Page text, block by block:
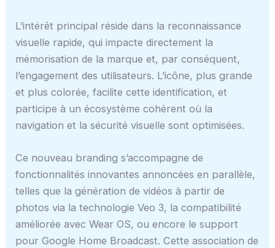
L’intérêt principal réside dans la reconnaissance
visuelle rapide, qui impacte directement la
mémorisation de la marque et, par conséquent,
l’engagement des utilisateurs. L’icône, plus grande
et plus colorée, facilite cette identification, et
participe à un écosystème cohérent où la
navigation et la sécurité visuelle sont optimisées.
Ce nouveau branding s’accompagne de
fonctionnalités innovantes annoncées en parallèle,
telles que la génération de vidéos à partir de
photos via la technologie Veo 3, la compatibilité
améliorée avec Wear OS, ou encore le support
pour Google Home Broadcast. Cette association de